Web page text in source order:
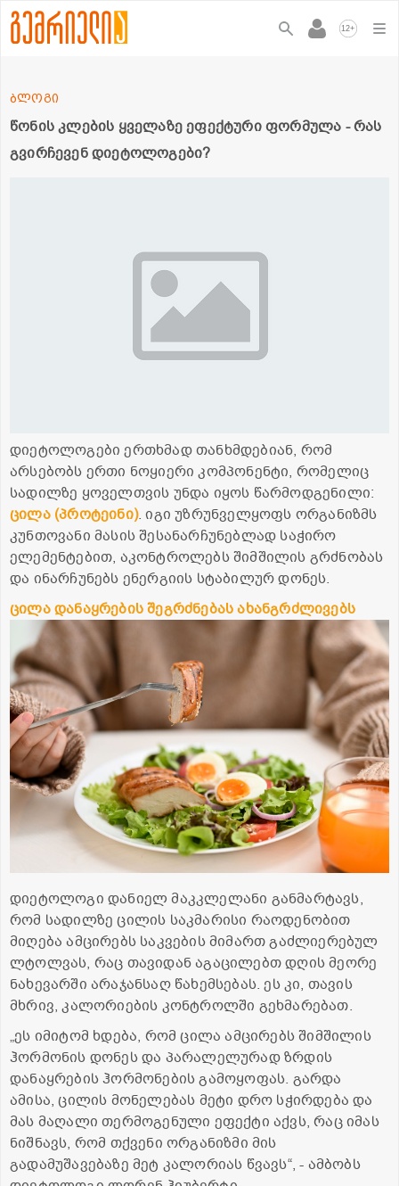
12+
წონის კლების ყველაზე ეფექტური ფორმულა - რას
გვირჩევენ დიეტოლოგები?
ბლოგი
დიეტოლოგები ერთხმად თანხმდებიან, რომ
არსებობს ერთი ნოყიერი კომპონენტი, რომელიც
სადილზე ყოველთვის უნდა იყოს წარმოდგენილი:
ცილა (პროტეინი). იგი უზრუნველყოფს ორგანიზმს
კუნთოვანი მასის შესანარჩუნებლად საჭირო
ელემენტებით, აკონტროლებს შიმშილის გრძნობას
და ინარჩუნებს ენერგიის სტაბილურ დონეს.
ცილადანაყრებისშეგრძნებასახანგრძლივებს
დიეტოლოგი დანიელ მაკკლელანი განმარტავს,
რომ სადილზე ცილის საკმარისი რაოდენობით
მიღება ამცირებს საკვების მიმართ გაძლიერებულ
ლტოლვას, რაც თავიდან აგაცილებთ დღის მეორე
ნახევარში არაჯანსაღ წახემსებას. ეს კი, თავის
მხრივ, კალორიების კონტროლში გეხმარებათ.
„ეს იმიტომ ხდება, რომ ცილა ამცირებს შიმშილის
ჰორმონის დონეს და პარალელურად ზრდის
დანაყრების ჰორმონების გამოყოფას. გარდა
ამისა, ცილის მონელებას მეტი დრო სჭირდება და
მას მაღალი თერმოგენული ეფექტი აქვს, რაც იმას
ნიშნავს, რომ თქვენი ორგანიზმი მის
გადამუშავებაზე მეტ კალორიას წვავს“, - ამბობს